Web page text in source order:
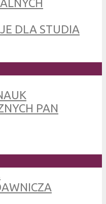
DLA STUDIA
PAN